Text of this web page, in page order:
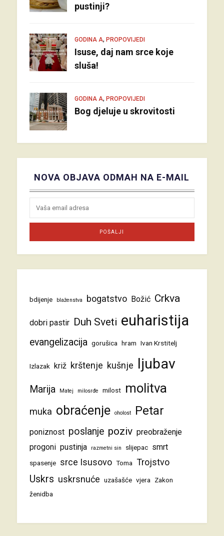
pustinji?
GODINA A, PROPOVIJEDI
Isuse, daj nam srce koje
sluša!
GODINA A, PROPOVIJEDI
Bog djeluje u skrovitosti
NOVA OBJAVA ODMAH NA E-MAIL
bdijenje blaženstva bogatstvo Božić Crkva
dobri pastir Duh Sveti euharistija
evangelizacija gorušica hram Ivan Krstitelj
Izlazak križ krštenje kušnje ljubav
Marija Matej milosrđe milost molitva
muka obraćenje oholost Petar
poniznost poslanje poziv preobraženje
progoni pustinja razmetni sin slijepac smrt
spasenje srce Isusovo Toma Trojstvo
Uskrs uskrsnuće uzašašće vjera
Zakon
ženidba